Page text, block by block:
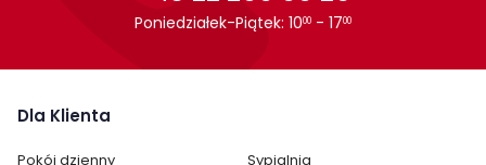
Poniedziałek-Piątek: 1000 - 1700
Dla Klienta
Pokój dzienny
Sypialnia